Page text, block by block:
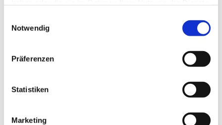
Notwendig
Präferenzen
Statistiken
Marketing
Dies könnte Sie auch